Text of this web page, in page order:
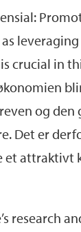
crucial in
og den
Det er
et attraktivt
research